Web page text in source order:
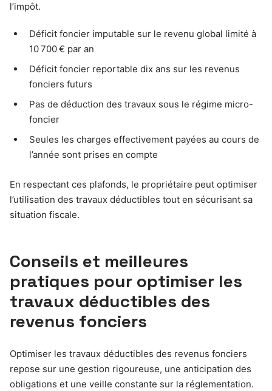
l’impôt.
Déficit foncier imputable sur le revenu global limité à
10 700 € par an
Déficit foncier reportable dix ans sur les revenus
fonciers futurs
Pas de déduction des travaux sous le régime micro-
foncier
Seules les charges effectivement payées au cours de
l’année sont prises en compte
En respectant ces plafonds, le propriétaire peut optimiser
l’utilisation des travaux déductibles tout en sécurisant sa
situation fiscale.
Conseils et meilleures
pratiques pour optimiser les
travaux déductibles des
revenus fonciers
Optimiser les travaux déductibles des revenus fonciers
repose sur une gestion rigoureuse, une anticipation des
obligations et une veille constante sur la réglementation.